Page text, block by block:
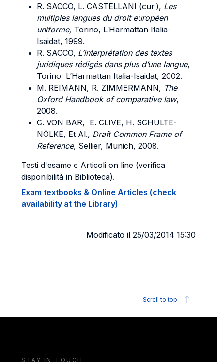
R. SACCO, L. CASTELLANI (cur.), Les
multiples langues du droit européen
uniforme, Torino, L’Harmattan Italia-
Isaidat, 1999.
R. SACCO, L’interprétation des textes
juridiques rédigés dans plus d’une langue,
Torino, L’Harmattan Italia-Isaidat, 2002.
M. REIMANN, R. ZIMMERMANN, The
Oxford Handbook of comparative law,
2008.
C. VON BAR, E. CLIVE, H. SCHULTE-
NÖLKE, Et Al., Draft Common Frame of
Reference, Sellier, Munich, 2008.
Testi d'esame e Articoli on line (verifica
disponibilità in Biblioteca).
Exam textbooks & Online Articles (check
availability at the Library)
Modificato il 25/03/2014 15:30
Scroll to top
STAY IN TOUCH